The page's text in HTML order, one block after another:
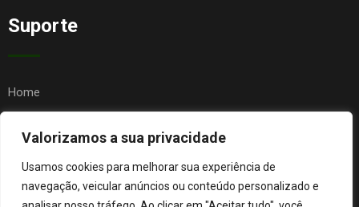
Valorizamos a sua privacidade
Usamos cookies para melhorar sua experiência de
navegação, veicular anúncios ou conteúdo personalizado e
Suporte
Home